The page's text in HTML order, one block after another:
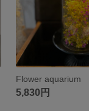
Flower aquarium
5,830円